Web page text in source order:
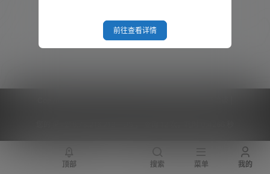
前往查看详情
顶部 搜索 菜单 我的